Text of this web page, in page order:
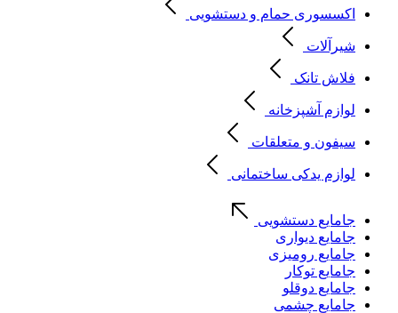
اکسسوری حمام و دستشویی
شیرآلات
فلاش تانک
لوازم آشپزخانه
سیفون و متعلقات
لوازم یدکی ساختمانی
جامایع دستشویی
جامایع دیواری
جامایع رومیزی
جامایع توکار
جامایع دوقلو
جامایع چشمی